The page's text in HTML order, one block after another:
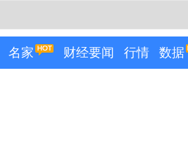
名家 财经要闻 行情 数据